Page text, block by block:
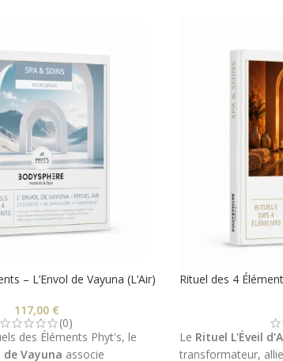
– L’Envol de Vayuna (L’Air)
117,00 €
(0)
des Éléments Phyt's, le
de Vayuna associe
Rituel des 4
Le Rituel L'Éveil
transformateur, allie